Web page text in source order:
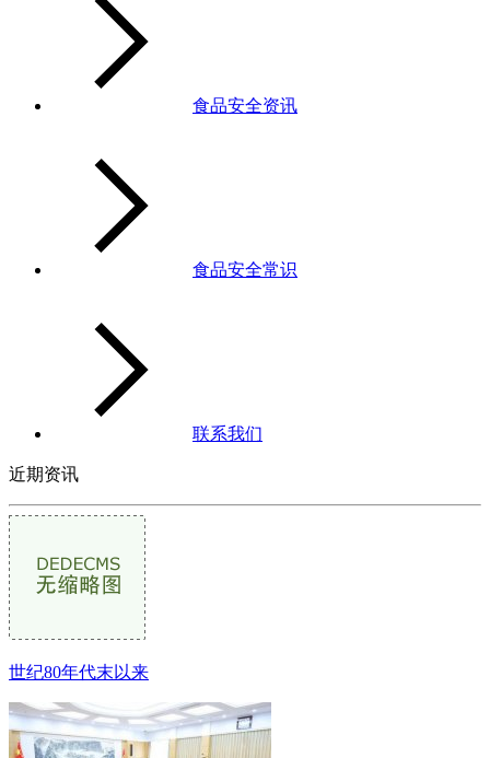
食品安全资讯
食品安全常识
联系我们
近期资讯
世纪80年代末以来